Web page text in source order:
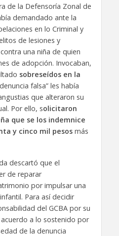
de la Defensoría Zonal de
demandado ante la
en lo Criminal y
de lesiones y
una niña de quien
de adopción. Invocaban,
sobreseídos en la
falsa” les había
que alteraron su
Por ello, solicitaron
que se los indemnice
y cinco mil pesosmás
descartó que el
de reparar
por impulsar una
Para así decidir
del GCBA por su
a lo sostenido por
de la denuncia